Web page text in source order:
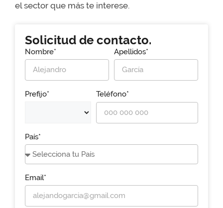
el sector que más te interese.
Solicitud de contacto.
Nombre* Apellidos*
Prefijo* Teléfono*
País*
Email*